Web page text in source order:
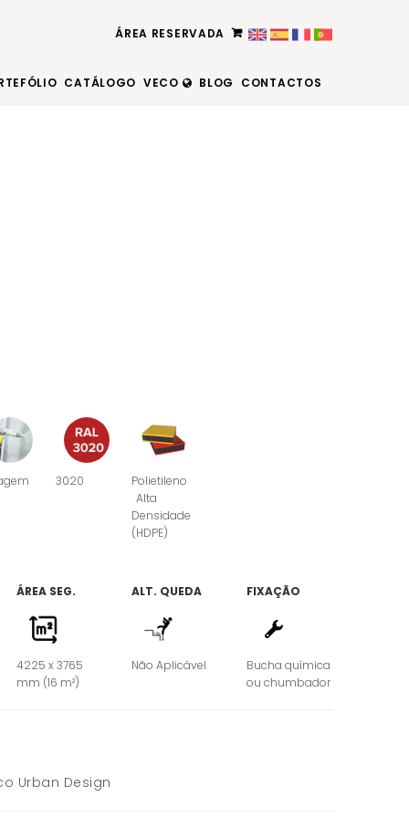
ÁREA RESERVADA
CATÁLOGO VECO BLOG CONTACTOS
3020
Polietileno
Alta
Densidade
(HDPE)
ÁREA SEG.
4225 x 3765
mm (16 m²)
ALT. QUEDA
Não Aplicável
FIXAÇÃO
Bucha química
ou chumbador
Urban Design